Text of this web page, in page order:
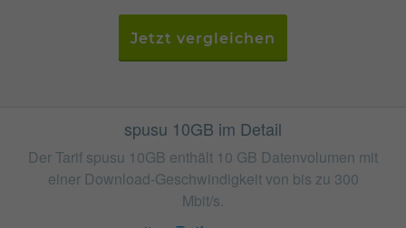
Jetzt vergleichen
spusu 10GB im Detail
Der Tarif spusu 10GB enthält 10 GB Datenvolumen mit
einer Download-Geschwindigkeit von bis zu 300
Mbit/s.